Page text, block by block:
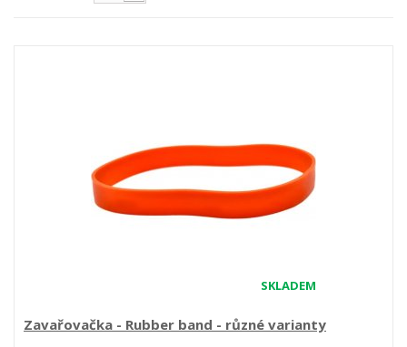
SKLADEM
Zavařovačka - Rubber band - různé varianty